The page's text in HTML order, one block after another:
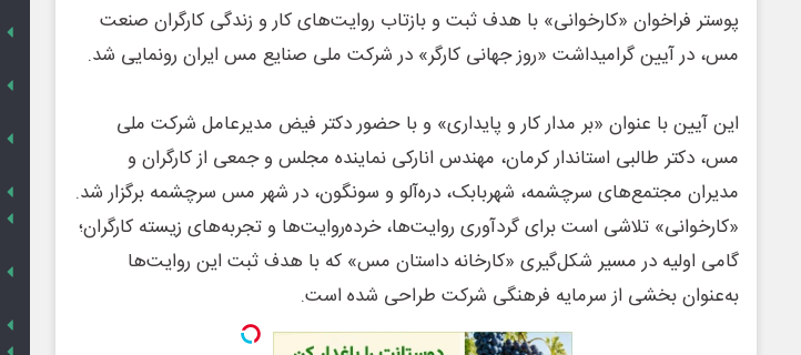
پوستر فراخوان «کارخوانی» با هدف ثبت و بازتاب روایت‌های کار و زندگی کارگران صنعت
مس، در آیین گرامیداشت «روز جهانی کارگر» در شرکت ملی صنایع مس ایران رونمایی شد.
این آیین با عنوان «بر مدار کار و پایداری» و با حضور دکتر فیض مدیرعامل شرکت ملی
مس، دکتر طالبی استاندار کرمان، مهندس انارکی نماینده مجلس و جمعی از کارگران و
مدیران مجتمع‌های سرچشمه، شهربابک، دره‌آلو و سونگون، در شهر مس سرچشمه برگزار شد.
«کارخوانی» تلاشی است برای گردآوری روایت‌ها، خرده‌روایت‌ها و تجربه‌های زیسته کارگران؛
گامی اولیه در مسیر شکل‌گیری «کارخانه داستان مس» که با هدف ثبت این روایت‌ها
به‌عنوان بخشی از سرمایه فرهنگی شرکت طراحی شده است.